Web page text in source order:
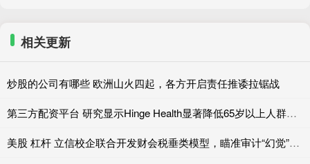
相关更新
炒股的公司有哪些 欧洲山火四起，各方开启责任推诿拉锯战
第三方配资平台 研究显示Hinge Health显著降低65岁以上人群跌倒风险
美股 杠杆 立信校企联合开发财会税垂类模型，瞄准审计“幻觉”和财报舞弊识别